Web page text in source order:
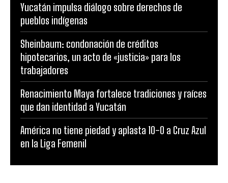
Yucatán impulsa diálogo sobre derechos de
pueblos indígenas
Sheinbaum: condonación de créditos
hipotecarios, un acto de «justicia» para los
trabajadores
Renacimiento Maya fortalece tradiciones y raíces
que dan identidad a Yucatán
América no tiene piedad y aplasta 10-0 a Cruz Azul
en la Liga Femenil